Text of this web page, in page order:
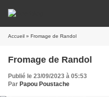
Accueil » Fromage de Randol
Fromage de Randol
Publié le 23/09/2023 à 05:53
Par Papou Poustache